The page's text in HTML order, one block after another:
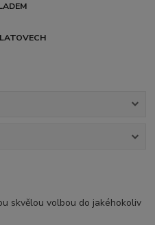
skvělou volbou do jakéhokoliv